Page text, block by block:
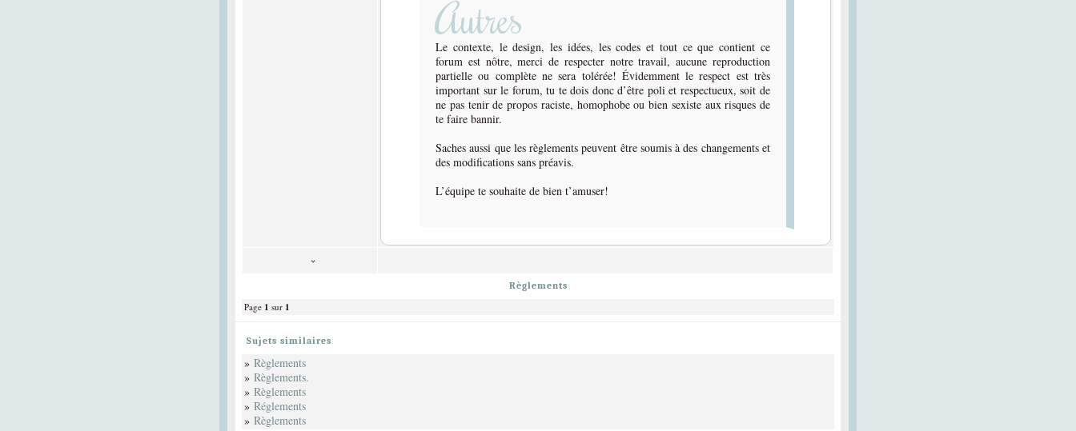
Autres
Le contexte, le design, les idées, les codes et tout ce que contient ce
forum est nôtre, merci de respecter notre travail, aucune reproduction
partielle ou complète ne sera tolérée! Évidemment le respect est très
important sur le forum, tu te dois donc d’être poli et respectueux, soit de
ne pas tenir de propos raciste, homophobe ou bien sexiste aux risques de
te faire bannir.
Saches aussi que les règlements peuvent être soumis à des changements et
des modifications sans préavis.
L’équipe te souhaite de bien t’amuser!
Règlements
Page 1 sur 1
Sujets similaires
» Règlements
» Règlements.
» Règlements
» Réglements
» Règlements